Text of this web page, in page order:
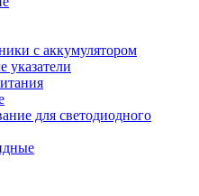
с аккумулятором
указатели
для светодиодного